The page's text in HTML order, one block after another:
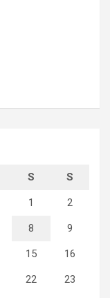
S S
1 2
8 9
15 16
22 23